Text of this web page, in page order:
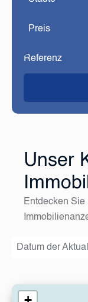
Preis
Unser
Entdecken Sie